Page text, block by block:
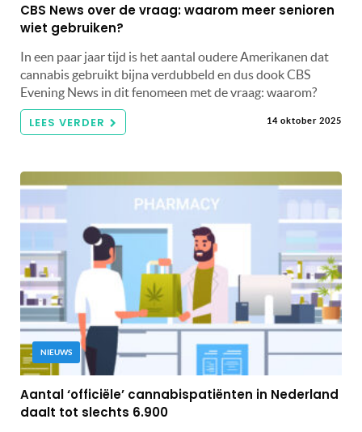
CBS News over de vraag: waarom meer senioren
wiet gebruiken?
In een paar jaar tijd is het aantal oudere Amerikanen dat
cannabis gebruikt bijna verdubbeld en dus dook CBS
Evening News in dit fenomeen met de vraag: waarom?
LEES VERDER 14 oktober 2025
NIEUWS
Aantal ‘officiële’ cannabispatiënten in Nederland
daalt tot slechts 6.900